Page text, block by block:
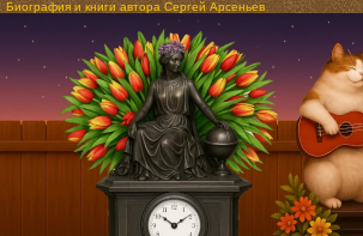
Биография и книги автора Сергей Арсеньев